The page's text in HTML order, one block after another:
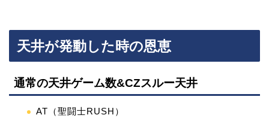
天井が発動した時の恩恵
通常の天井ゲーム数&CZスルー天井
AT（聖闘士RUSH）